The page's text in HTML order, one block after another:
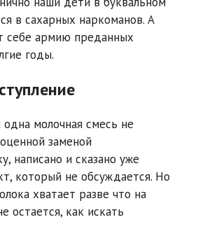
в сахарных наркоманов. А
себе армию преданных
годы.
молочная смесь не
заменой
написано и сказано уже
который не обсуждается. Но
хватает разве что на
остается, как искать